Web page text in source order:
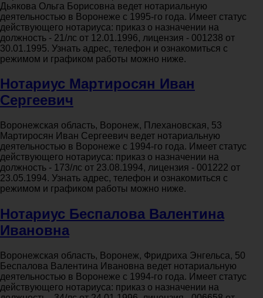
Дьякова Ольга Борисовна ведет нотариальную
деятельностью в Воронеже с 1995-го года. Имеет статус
действующего нотариуса: приказ о назначении на
должность - 21/лс от 12.01.1996, лицензия - 001238 от
30.01.1995. Узнать адрес, телефон и ознакомиться с
режимом и графиком работы можно ниже.
Нотариус Мартиросян Иван
Сергеевич
Воронежская область, Воронеж, Плехановская, 53
Мартиросян Иван Сергеевич ведет нотариальную
деятельностью в Воронеже с 1994-го года. Имеет статус
действующего нотариуса: приказ о назначении на
должность - 173/лс от 23.08.1994, лицензия - 001222 от
23.05.1994. Узнать адрес, телефон и ознакомиться с
режимом и графиком работы можно ниже.
Нотариус Беспалова Валентина
Ивановна
Воронежская область, Воронеж, Фридриха Энгельса, 50
Беспалова Валентина Ивановна ведет нотариальную
деятельностью в Воронеже с 1994-го года. Имеет статус
действующего нотариуса: приказ о назначении на